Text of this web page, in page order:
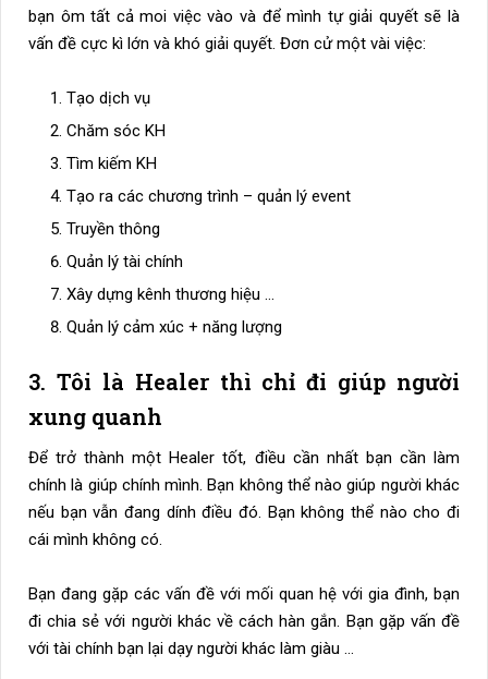
bạn ôm tất cả moi việc vào và để mình tự giải quyết sẽ là
vấn đề cực kì lớn và khó giải quyết. Đơn cử một vài việc:
Tạo dịch vụ
Chăm sóc KH
Tìm kiếm KH
Tạo ra các chương trình – quản lý event
Truyền thông
Quản lý tài chính
Xây dựng kênh thương hiệu …
Quản lý cảm xúc + năng lượng
3. Tôi là Healer thì chỉ đi giúp người
xung quanh
Để trở thành một Healer tốt, điều cần nhất bạn cần làm
chính là giúp chính mình. Bạn không thể nào giúp người khác
nếu bạn vẫn đang dính điều đó. Bạn không thể nào cho đi
cái mình không có.
Bạn đang gặp các vấn đề với mối quan hệ với gia đình, bạn
đi chia sẻ với người khác về cách hàn gắn. Bạn gặp vấn đề
với tài chính bạn lại dạy người khác làm giàu …